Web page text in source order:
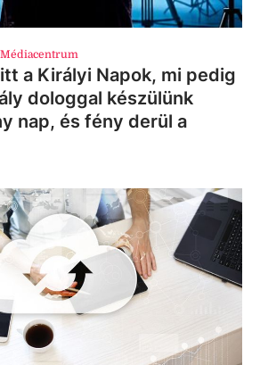
a Királyi Napok, mi pedig
dologgal készülünk
nap, és fény derül a